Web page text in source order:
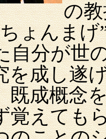
の
ょんま
自分が世
を成し遂
既成概念
覚えても